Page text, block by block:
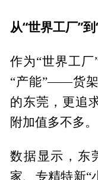
从“世界工厂”
作为“世界工厂
“产能”——货
的东莞，更追
附加值多不多。
数据显示，东
家、专精特新“